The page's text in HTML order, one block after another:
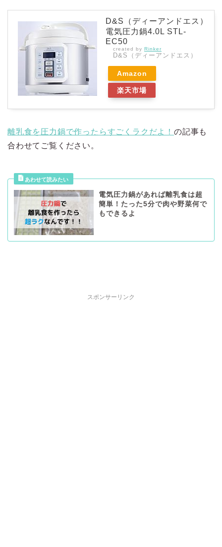
D&S（ディーアンドエス）
電気圧力鍋4.0L STL-
EC50
created by Rinker
D&S（ディーアンドエス）
Amazon
楽天市場
離乳食を圧力鍋で作ったらすごくラクだよ！ の記事も
合わせてご覧ください。
電気圧力鍋があれば離乳食は超
簡単！たった5分で肉や野菜何で
もできるよ
スポンサーリンク